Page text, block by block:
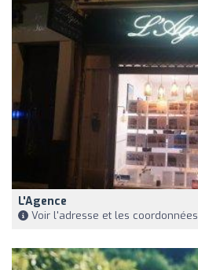
L'Agence
Voir l'adresse et les coordonnées